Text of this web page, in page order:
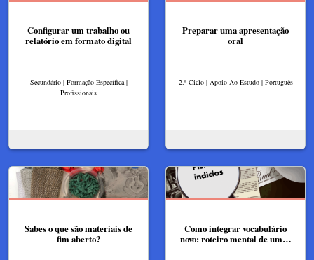
Configurar um trabalho ou
relatório em formato digital
Secundário | Formação Específica |
Profissionais
Preparar uma apresentação
oral
2.º Ciclo | Apoio Ao Estudo | Português
Sabes o que são materiais de
fim aberto?
Como integrar vocabulário
novo: roteiro mental de um…